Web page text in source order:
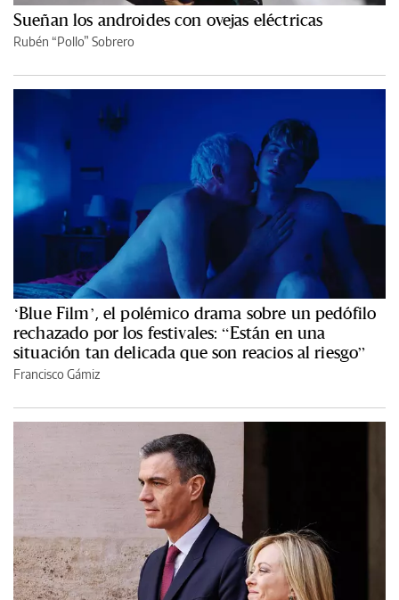
Sueñan los androides con ovejas eléctricas
Rubén “Pollo” Sobrero
‘Blue Film’, el polémico drama sobre un pedófilo
rechazado por los festivales: “Están en una
situación tan delicada que son reacios al riesgo”
Francisco Gámiz